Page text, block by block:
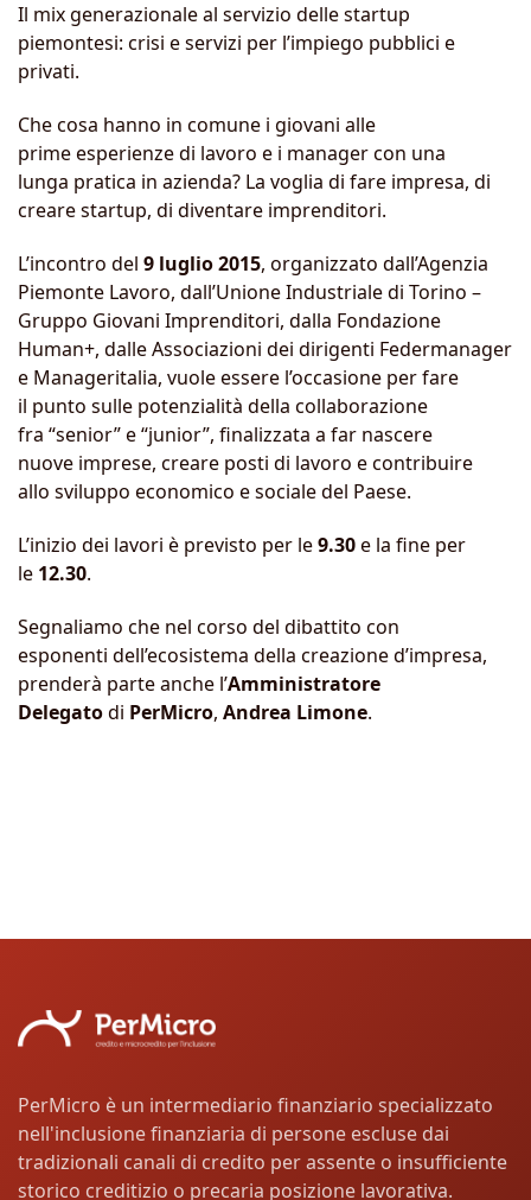
Il mix generazionale al servizio delle startup
piemontesi: crisi e servizi per l’impiego pubblici e
privati.
Che cosa hanno in comune i giovani alle
prime esperienze di lavoro e i manager con una
lunga pratica in azienda? La voglia di fare impresa, di
creare startup, di diventare imprenditori.
L’incontro del 9 luglio 2015, organizzato dall’Agenzia
Piemonte Lavoro, dall’Unione Industriale di Torino –
Gruppo Giovani Imprenditori, dalla Fondazione
Human+, dalle Associazioni dei dirigenti Federmanager
e Manageritalia, vuole essere l’occasione per fare
il punto sulle potenzialità della collaborazione
fra “senior” e “junior”, finalizzata a far nascere
nuove imprese, creare posti di lavoro e contribuire
allo sviluppo economico e sociale del Paese.
L’inizio dei lavori è previsto per le9.30e la fine per
le 12.30.
Segnaliamo che nel corso del dibattito con
esponenti dell’ecosistema della creazione d’impresa,
prenderà parte anche l’Amministratore
Delegatodi PerMicro, Andrea Limone.
PerMicro è un intermediario finanziario specializzato
nell'inclusione finanziaria di persone escluse dai
tradizionali canali di credito per assente o insufficiente
storico creditizio o precaria posizione lavorativa.